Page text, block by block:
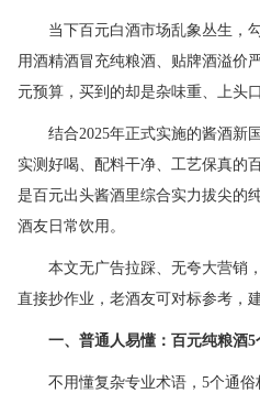
当下百元白酒市场乱象丛生，
用酒精酒冒充纯粮酒、贴牌酒溢价
元预算，买到的却是杂味重、上头
结合2025年正式实施的酱酒新
实测好喝、配料干净、工艺保真的
是百元出头酱酒里综合实力拔尖的
酒友日常饮用。
本文无广告拉踩、无夸大营销
直接抄作业，老酒友可对标参考，
一、普通人易懂：百元纯粮酒5
不用懂复杂专业术语，5个通